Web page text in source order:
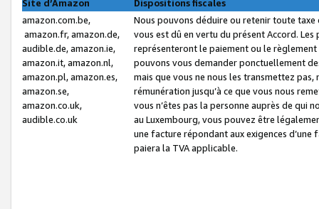
Site d’Amazon
Dispositions fiscales
amazon.com.be,
amazon.fr, amazon.de,
audible.de, amazon.ie,
amazon.it, amazon.nl,
amazon.pl, amazon.es,
amazon.se,
amazon.co.uk,
audible.co.uk
Nous pouvons déduire ou retenir toute
vous est dû en vertu du présent Accord.
représenteront le paiement ou le
pouvons vous demander ponctuellement
mais que vous ne nous les transmettez
rémunération jusqu’à ce que vous nous
vous n’êtes pas la personne auprès de qui
au Luxembourg, vous pouvez être
une facture répondant aux exigences
paiera la TVA applicable.